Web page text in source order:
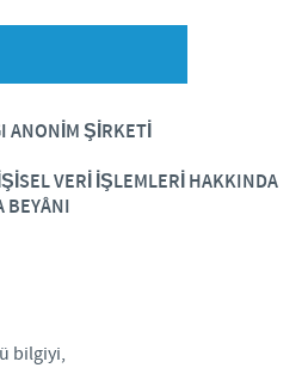
Japan
Malaysia
Netherlands
ANONİM ŞİRKETİ
VERİ İŞLEMLERİ HAKKINDA
BEYÂNI
bilgiyi,